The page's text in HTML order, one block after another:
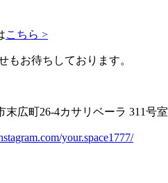
こちら >
もお待ちしております。
末広町26-4カサリベーラ 311号室
your.space1777/